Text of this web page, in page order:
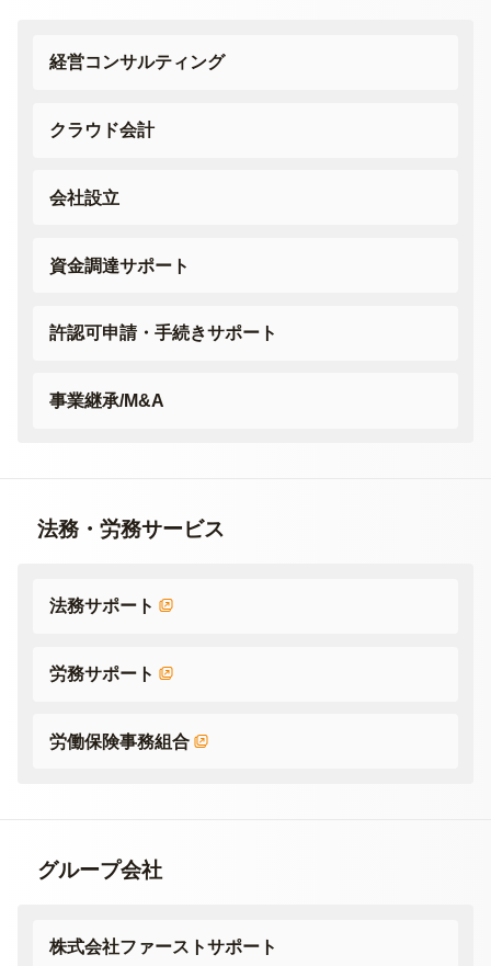
経営コンサルティング
クラウド会計
会社設立
資金調達サポート
許認可申請・手続きサポート
事業継承/M&A
法務・労務サービス
法務サポート
労務サポート
労働保険事務組合
グループ会社
株式会社ファーストサポート